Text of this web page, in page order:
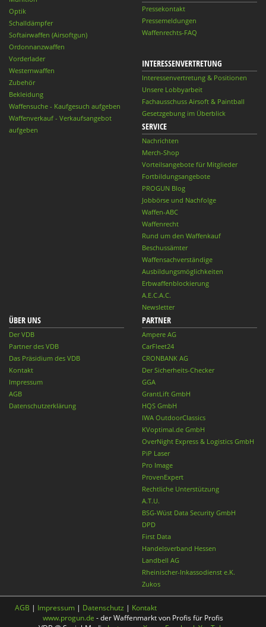
Optik
Schalldämpfer
Softairwaffen (Airsoftgun)
Ordonnanzwaffen
Vorderlader
Westernwaffen
Zubehör
Bekleidung
Waffensuche - Kaufgesuch aufgeben
Waffenverkauf - Verkaufsangebot
aufgeben
Pressekontakt
Pressemeldungen
Waffenrechts-FAQ
INTERESSENVERTRETUNG
Interessenvertretung & Positionen
Unsere Lobbyarbeit
Fachausschuss Airsoft & Paintball
Gesetzgebung im Überblick
SERVICE
Nachrichten
Merch-Shop
Vorteilsangebote für Mitglieder
Fortbildungsangebote
PROGUN Blog
Jobbörse und Nachfolge
Waffen-ABC
Waffenrecht
Rund um den Waffenkauf
Beschussämter
Waffensachverständige
Ausbildungsmöglichkeiten
Erbwaffenblockierung
A.E.C.A.C.
Newsletter
ÜBER UNS
Der VDB
Partner des VDB
Das Präsidium des VDB
Kontakt
Impressum
AGB
Datenschutzerklärung
PARTNER
Ampere AG
CarFleet24
CRONBANK AG
Der Sicherheits-Checker
GGA
GrantLift GmbH
HQS GmbH
IWA OutdoorClassics
KVoptimal.de GmbH
OverNight Express & Logistics GmbH
PiP Laser
Pro Image
ProvenExpert
Rechtliche Unterstützung
A.T.U.
BSG-Wüst Data Security GmbH
DPD
First Data
Handelsverband Hessen
Landbell AG
Rheinischer-Inkassodienst e.K.
Zukos
AGB | Impressum | Datenschutz | Kontakt
www.progun.de - der Waffenmarkt von Profis für Profis